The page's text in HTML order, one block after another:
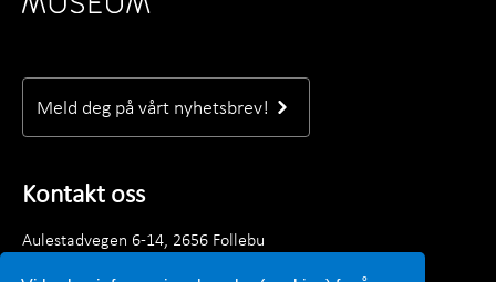
Meld deg på vårt nyhetsbrev!
Kontakt oss
Aulestadvegen 6-14, 2656 Follebu